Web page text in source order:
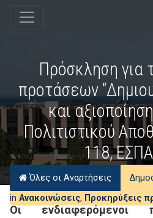
Πρόσκληση για
προτάσεων
και
Πολιτιστικού
118,
Όλες οι Αναρτήσεις
in Ανακοινώσεις, Προκηρύξεις
Οι
ενδιαφερόμενοι